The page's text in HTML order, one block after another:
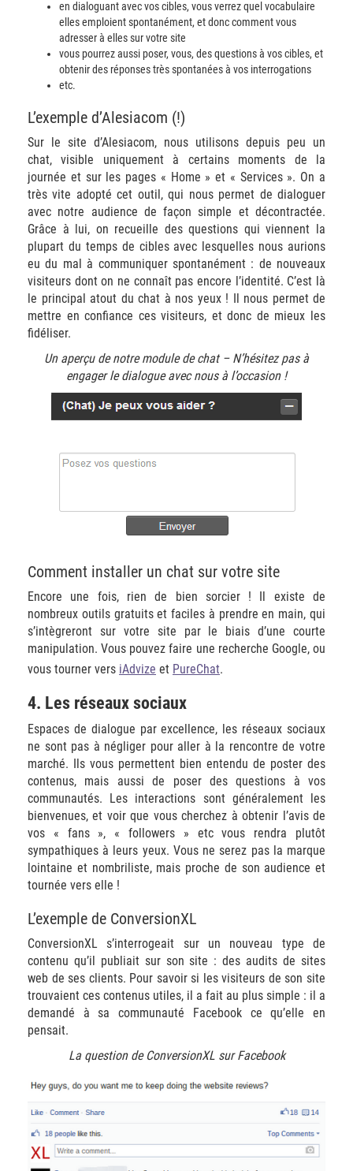
en dialoguant avec vos cibles, vous verrez quel vocabulaire
elles emploient spontanément, et donc comment vous
adresser à elles sur votre site
vous pourrez aussi poser, vous, des questions à vos cibles, et
obtenir des réponses très spontanées à vos interrogations
etc.
L’exemple d’Alesiacom (!)
Sur le site d’Alesiacom, nous utilisons depuis peu un
chat, visible uniquement à certains moments de la
journée et sur les pages « Home » et « Services ». On a
très vite adopté cet outil, qui nous permet de dialoguer
avec notre audience de façon simple et décontractée.
Grâce à lui, on recueille des questions qui viennent la
plupart du temps de cibles avec lesquelles nous aurions
eu du mal à communiquer spontanément : de nouveaux
visiteurs dont on ne connaît pas encore l’identité. C’est là
le principal atout du chat à nos yeux ! Il nous permet de
mettre en confiance ces visiteurs, et donc de mieux les
fidéliser.
Un aperçu de notre module de chat – N’hésitez pas à
engager le dialogue avec nous à l’occasion !
Comment installer un chat sur votre site
Encore une fois, rien de bien sorcier ! Il existe de
nombreux outils gratuits et faciles à prendre en main, qui
s’intègreront sur votre site par le biais d’une courte
manipulation. Vous pouvez faire une recherche Google, ou
vous tourner vers iAdvize et PureChat.
4. Les réseaux sociaux
Espaces de dialogue par excellence, les réseaux sociaux
ne sont pas à négliger pour aller à la rencontre de votre
marché. Ils vous permettent bien entendu de poster des
contenus, mais aussi de poser des questions à vos
communautés. Les interactions sont généralement les
bienvenues, et voir que vous cherchez à obtenir l’avis de
vos « fans », « followers » etc vous rendra plutôt
sympathiques à leurs yeux. Vous ne serez pas la marque
lointaine et nombriliste, mais proche de son audience et
tournée vers elle !
L’exemple de ConversionXL
ConversionXL s’interrogeait sur un nouveau type de
contenu qu’il publiait sur son site : des audits de sites
web de ses clients. Pour savoir si les visiteurs de son site
trouvaient ces contenus utiles, il a fait au plus simple : il a
demandé à sa communauté Facebook ce qu’elle en
pensait.
La question de ConversionXL sur Facebook